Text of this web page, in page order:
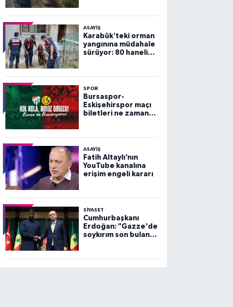
panik yaşadı
ASAYİŞ
Karabük'teki orman
yangınına müdahale
sürüyor: 80 haneli
SPOR
Bursaspor-
Eskişehirspor maçı
biletleri ne zaman
ASAYİŞ
Fatih Altaylı’nın
YouTube kanalına
erişim engeli kararı
SİYASET
Cumhurbaşkanı
Erdoğan: "Gazze'de
soykırım son bulana